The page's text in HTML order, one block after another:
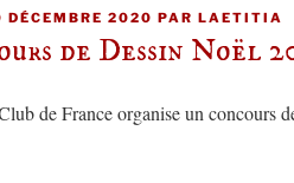
DÉCEMBRE 2020 PARLAETITIA
de Dessin Noël
de France organise un concours